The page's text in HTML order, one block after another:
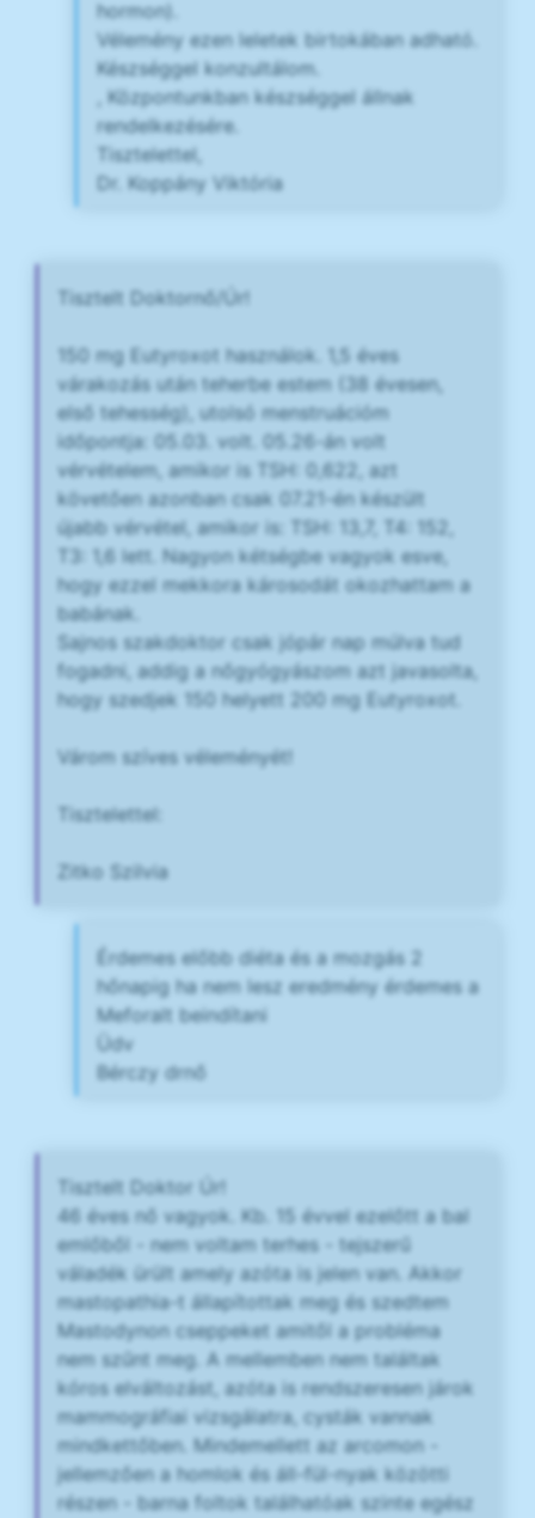
hormon).
Vélemény ezen leletek birtokában adható.
Készséggel konzultálom.
, Központunkban készséggel állnak
rendelkezésére.
Tisztelettel,
Dr. Koppány Viktória
Tisztelt Doktornő/Úr!
150 mg Eutyroxot használok. 1,5 éves
várakozás után teherbe estem (38 évesen,
első tehesség), utolsó menstruációm
időpontja: 05.03. volt. 05.26-án volt
vérvételem, amikor is TSH: 0,622, azt
követően azonban csak 07.21-én készült
újabb vérvétel, amikor is: TSH: 13,7, T4: 152,
T3: 1,6 lett. Nagyon kétségbe vagyok esve,
hogy ezzel mekkora károsodát okozhattam a
babának.
Sajnos szakdoktor csak jópár nap múlva tud
fogadni, addig a nőgyógyászom azt javasolta,
hogy szedjek 150 helyett 200 mg Eutyroxot.
Várom szíves véleményét!
Tisztelettel:
Zitko Szilvia
Érdemes előbb diéta és a mozgás 2
hőnapig ha nem lesz eredmény érdemes a
Meforalt beindítani
Üdv
Bérczy drnő
Tisztelt Doktor Úr!
46 éves nő vagyok. Kb. 15 évvel ezelőtt a bal
emlőből - nem voltam terhes - tejszerű
váladék ürült amely azóta is jelen van. Akkor
mastopathia-t állapítottak meg és szedtem
Mastodynon cseppeket amitől a probléma
nem szűnt meg. A mellemben nem találtak
kóros elváltozást, azóta is rendszeresen járok
mammográfiai vizsgálatra, cysták vannak
mindkettőben. Mindemellett az arcomon -
jellemzően a homlok és áll-fül-nyak közötti
részen - barna foltok találhatóak szinte egész